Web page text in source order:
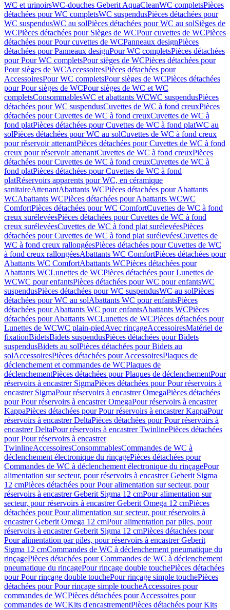
WC et urinoirsWC-douches Geberit AquaCleanWC completsPièces
détachées pour WC completsWC suspendusPièces détachées pour
WC suspendusWC au solPièces détachées pour WC au solSièges de
WCPièces détachées pour Sièges de WCPour cuvettes de WCPièces
détachées pour Pour cuvettes de WCPanneaux designPièces
détachées pour Panneaux designPour WC completsPièces détachées
pour Pour WC completsPour sièges de WCPièces détachées pour
Pour sièges de WCAccessoiresPièces détachées pour
AccessoiresPour WC completsPour sièges de WCPièces détachées
pour Pour sièges de WCPour sièges de WC et WC
completsConsommablesWC et abattants WCWC suspendusPièces
détachées pour WC suspendusCuvettes de WC à fond creuxPièces
détachées pour Cuvettes de WC à fond creuxCuvettes de WC à
fond platPièces détachées pour Cuvettes de WC à fond platWC au
solPièces détachées pour WC au solCuvettes de WC à fond creux
pour réservoir attenantPièces détachées pour Cuvettes de WC à fond
creux pour réservoir attenantCuvettes de WC à fond creuxPièces
détachées pour Cuvettes de WC à fond creuxCuvettes de WC à
fond platPièces détachées pour Cuvettes de WC à fond
platRéservoirs apparents pour WC, en céramique
sanitaireAttenantAbattants WCPièces détachées pour Abattants
WCAbattants WCPièces détachées pour Abattants WCWC
ComfortPièces détachées pour WC ComfortCuvettes de WC à fond
creux surélevéesPièces détachées pour Cuvettes de WC à fond
creux surélevéesCuvettes de WC à fond plat surélevéesPièces
détachées pour Cuvettes de WC à fond plat surélevéesCuvettes de
WC à fond creux rallongéesPièces détachées pour Cuvettes de WC
à fond creux rallongéesAbattants WC ComfortPièces détachées pour
Abattants WC ComfortAbattants WCPièces détachées pour
Abattants WCLunettes de WCPièces détachées pour Lunettes de
WCWC pour enfantsPièces détachées pour WC pour enfantsWC
suspendusPièces détachées pour WC suspendusWC au solPièces
détachées pour WC au solAbattants WC pour enfantsPièces
détachées pour Abattants WC pour enfantsAbattants WCPièces
détachées pour Abattants WCLunettes de WCPièces détachées pour
Lunettes de WCWC plain-piedAvec rinçageAccessoiresMatériel de
fixationBidetsBidets suspendusPièces détachées pour Bidets
suspendusBidets au solPièces détachées pour Bidets au
solAccessoiresPièces détachées pour AccessoiresPlaques de
déclenchement et commandes de WCPlaques de
déclenchementPièces détachées pour Plaques de déclenchementPour
réservoirs à encastrer SigmaPièces détachées pour Pour réservoirs à
encastrer SigmaPour réservoirs à encastrer OmegaPièces détachées
pour Pour réservoirs à encastrer OmegaPour réservoirs à encastrer
KappaPièces détachées pour Pour réservoirs à encastrer KappaPour
réservoirs à encastrer DeltaPièces détachées pour Pour réservoirs à
encastrer DeltaPour réservoirs à encastrer TwinlinePièces détachées
pour Pour réservoirs à encastrer
TwinlineAccessoiresConsommablesCommandes de WC à
déclenchement électronique du rinçagePièces détachées pour
Commandes de WC à déclenchement électronique du rinçagePour
alimentation sur secteur, pour réservoirs à encastrer Geberit Sigma
12 cmPièces détachées pour Pour alimentation sur secteur, pour
réservoirs à encastrer Geberit Sigma 12 cmPour alimentation sur
secteur, pour réservoirs à encastrer Geberit Omega 12 cmPièces
détachées pour Pour alimentation sur secteur, pour réservoirs à
encastrer Geberit Omega 12 cmPour alimentation par piles, pour
réservoirs à encastrer Geberit Sigma 12 cmPièces détachées pour
Pour alimentation par piles, pour réservoirs à encastrer Geberit
Sigma 12 cmCommandes de WC à déclenchement pneumatique du
rinçagePièces détachées pour Commandes de WC à déclenchement
pneumatique du rinçagePour rinçage double touchePièces détachées
pour Pour rinçage double touchePour rinçage simple touchePièces
détachées pour Pour rinçage simple toucheAccessoires pour
commandes de WCPièces détachées pour Accessoires pour
commandes de WCKits d'encastrementPièces détachées pour Kits